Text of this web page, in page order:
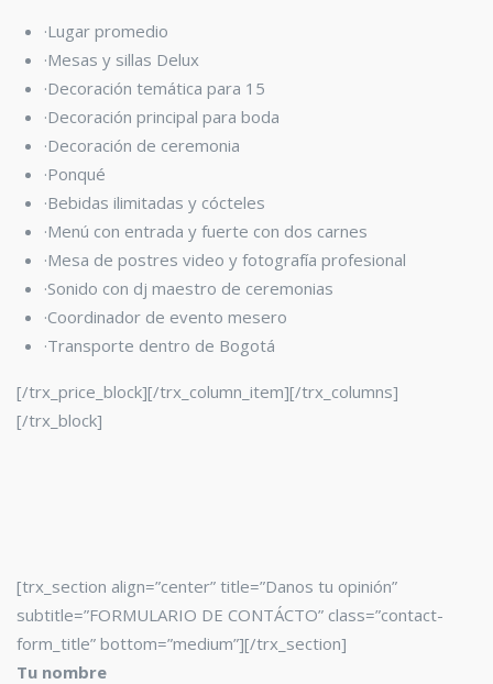
·Lugar promedio
·Mesas y sillas Delux
·Decoración temática para 15
·Decoración principal para boda
·Decoración de ceremonia
·Ponqué
·Bebidas ilimitadas y cócteles
·Menú con entrada y fuerte con dos carnes
·Mesa de postres video y fotografía profesional
·Sonido con dj maestro de ceremonias
·Coordinador de evento mesero
·Transporte dentro de Bogotá
[/trx_price_block][/trx_column_item][/trx_columns]
[/trx_block]
[trx_section align=”center” title=”Danos tu opinión”
subtitle=”FORMULARIO DE CONTÁCTO” class=”contact-
form_title” bottom=”medium”][/trx_section]
Tu nombre